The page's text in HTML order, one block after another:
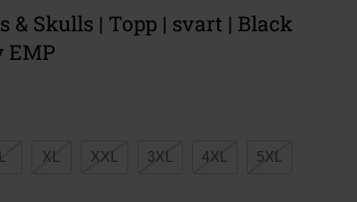
& Skulls | Topp | svart | Black
EMP
XL XXL 3XL 4XL 5XL